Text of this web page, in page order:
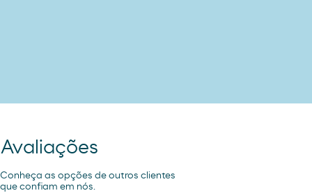
Avaliações
Conheça as opções de outros clientes
que confiam em nós.